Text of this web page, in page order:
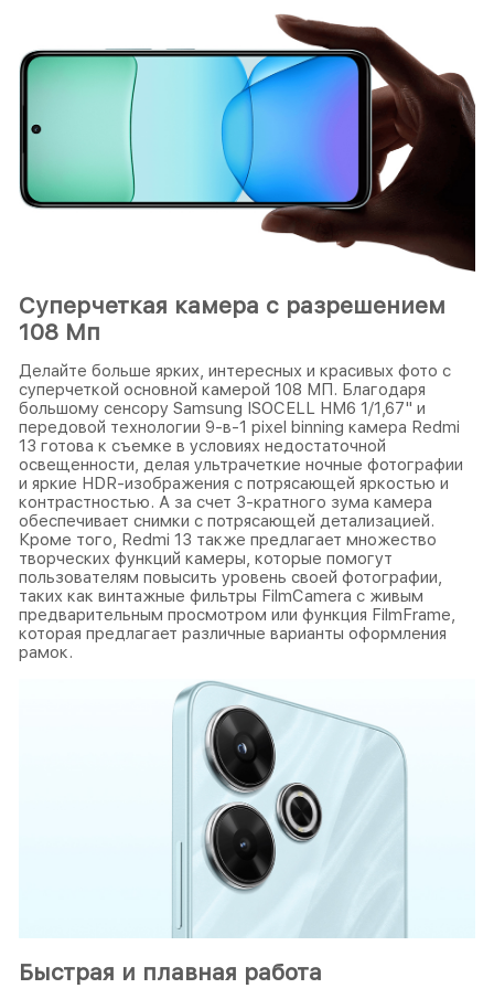
Суперчеткая камера с разрешением
108 Мп
Делайте больше ярких, интересных и красивых фото с
суперчеткой основной камерой 108 МП. Благодаря
большому сенсору Samsung ISOCELL HM6 1/1,67" и
передовой технологии 9-в-1 pixel binning камера Redmi
13 готова к съемке в условиях недостаточной
освещенности, делая ультрачеткие ночные фотографии
и яркие HDR-изображения с потрясающей яркостью и
контрастностью. А за счет 3-кратного зума камера
обеспечивает снимки с потрясающей детализацией.
Кроме того, Redmi 13 также предлагает множество
творческих функций камеры, которые помогут
пользователям повысить уровень своей фотографии,
таких как винтажные фильтры FilmCamera с живым
предварительным просмотром или функция FilmFrame,
которая предлагает различные варианты оформления
рамок.
Быстрая и плавная работа